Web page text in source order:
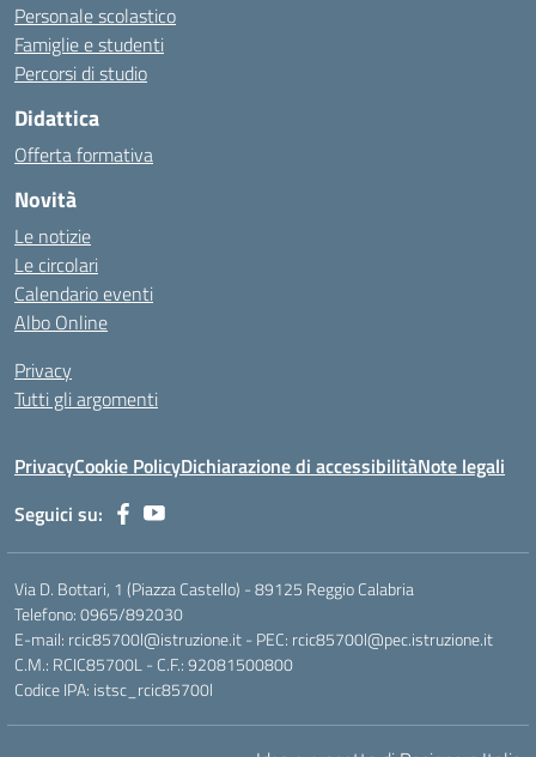
Personale scolastico
Famiglie e studenti
Percorsi di studio
Didattica
Offerta formativa
Novità
Le notizie
Le circolari
Calendario eventi
Albo Online
Privacy
Tutti gli argomenti
PrivacyCookie PolicyDichiarazione di accessibilitàNote legali
Seguici su:
Via D. Bottari, 1 (Piazza Castello) - 89125 Reggio Calabria
Telefono: 0965/892030
E-mail: rcic85700l@istruzione.it - PEC: rcic85700l@pec.istruzione.it
C.M.: RCIC85700L - C.F.: 92081500800
Codice IPA: istsc_rcic85700l